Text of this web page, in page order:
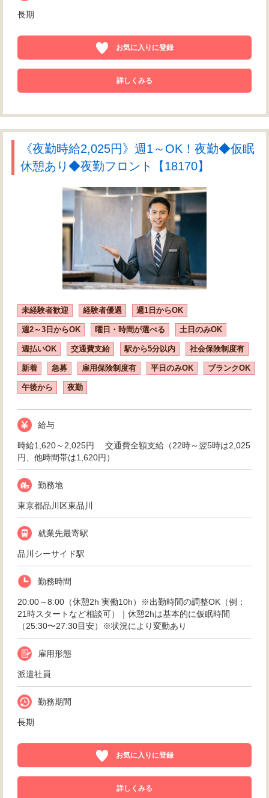
長期
お気に入りに登録
詳しくみる
《夜勤時給2,025円》週1～OK！夜勤◆仮眠
休憩あり◆夜勤フロント【18170】
未経験者歓迎 経験者優遇 週1日からOK
週2～3日からOK 曜日・時間が選べる 土日のみOK
週払いOK 交通費支給 駅から5分以内 社会保険制度有
新着 急募 雇用保険制度有 平日のみOK ブランクOK
午後から 夜勤
給与
時給1,620～2,025円 交通費全額支給（22時～翌5時は2,025
円、他時間帯は1,620円）
勤務地
東京都品川区東品川
就業先最寄駅
品川シーサイド駅
勤務時間
20:00～8:00（休憩2h 実働10h）※出勤時間の調整OK（例：
21時スタートなど相談可）｜休憩2hは基本的に仮眠時間
（25:30〜27:30目安）※状況により変動あり
雇用形態
派遣社員
勤務期間
長期
お気に入りに登録
詳しくみる